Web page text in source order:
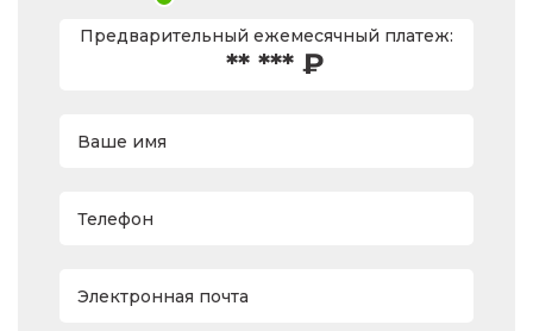
Предварительный ежемесячный платеж:
** *** ₽
Ваше имя
Телефон
Электронная почта